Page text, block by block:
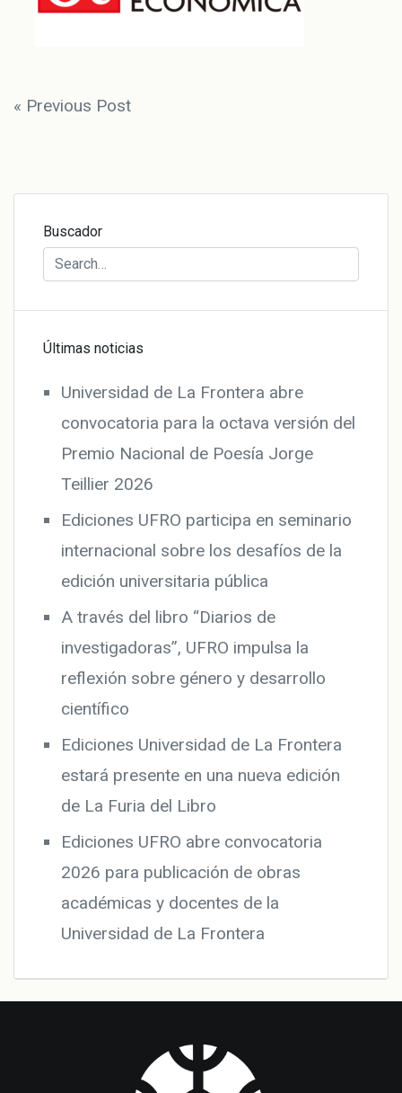
Navegación
« Previous Post
Buscador
Últimas noticias
Universidad de La Frontera abre
convocatoria para la octava versión del
Premio Nacional de Poesía Jorge
Teillier 2026
Ediciones UFRO participa en seminario
internacional sobre los desafíos de la
edición universitaria pública
A través del libro “Diarios de
investigadoras”, UFRO impulsa la
reflexión sobre género y desarrollo
científico
Ediciones Universidad de La Frontera
estará presente en una nueva edición
de La Furia del Libro
Ediciones UFRO abre convocatoria
2026 para publicación de obras
académicas y docentes de la
Universidad de La Frontera